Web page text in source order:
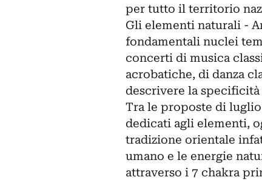
per tutto il territorio
Gli elementi naturali -
fondamentali nuclei
concerti di musica
acrobatiche, di danza
descrivere la
Tra le proposte di
dedicati agli elementi,
tradizione orientale
umano e le energie
attraverso i 7 chakra